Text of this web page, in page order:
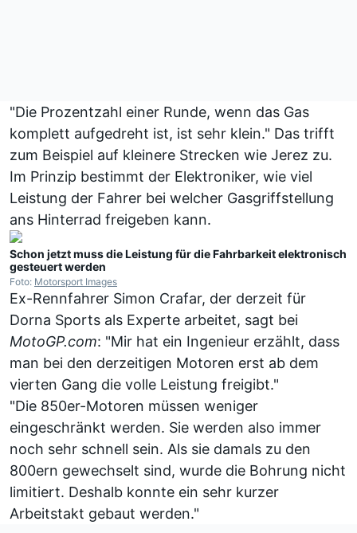
"Die Prozentzahl einer Runde, wenn das Gas
komplett aufgedreht ist, ist sehr klein." Das trifft
zum Beispiel auf kleinere Strecken wie Jerez zu.
Im Prinzip bestimmt der Elektroniker, wie viel
Leistung der Fahrer bei welcher Gasgriffstellung
ans Hinterrad freigeben kann.
Schon jetzt muss die Leistung für die Fahrbarkeit elektronisch
gesteuert werden
Foto: Motorsport Images
Ex-Rennfahrer Simon Crafar, der derzeit für
Dorna Sports als Experte arbeitet, sagt bei
MotoGP.com: "Mir hat ein Ingenieur erzählt, dass
man bei den derzeitigen Motoren erst ab dem
vierten Gang die volle Leistung freigibt."
"Die 850er-Motoren müssen weniger
eingeschränkt werden. Sie werden also immer
noch sehr schnell sein. Als sie damals zu den
800ern gewechselt sind, wurde die Bohrung nicht
limitiert. Deshalb konnte ein sehr kurzer
Arbeitstakt gebaut werden."